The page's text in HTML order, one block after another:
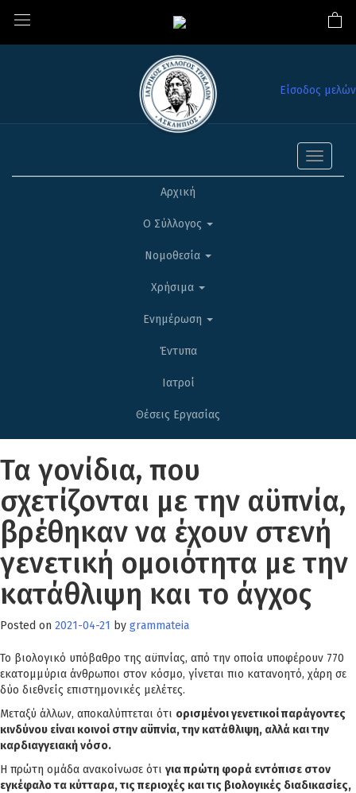
Είσοδος μελών
Toggle
Αρχική
Ο Σύλλογος
Νομοθεσία
Χρήσιμα
Ενημέρωση
Έντυπα
Ιατροί
Θέσεις Εργασίας
Τα γονίδια, που
σχετίζονται με την αϋπνία,
βρέθηκαν να έχουν στενή
γενετική ομοιότητα με την
κατάθλιψη και το άγχος
Posted on 2021-04-21 by grammateia
Το βιολογικό υπόβαθρο της αϋπνίας, από την οποία υποφέρουν 770
εκατομμύρια άνθρωποι στον κόσμο, γίνεται πιο κατανοητό, χάρη σε
δύο διεθνείς επιστημονικές μελέτες.
Μεταξύ άλλων, αποκαλύπτεται ότι ορισμένοι γενετικοί παράγοντες
κινδύνου είναι κοινοί στην αϋπνία, την κατάθλιψη, αλλά και την
καρδιαγγειακή νόσο.
Η πρώτη ομάδα ανακοίνωσε ότι για πρώτη φορά εντόπισε στον
εγκέφαλο τα κύτταρα, τις περιοχές και τις βιολογικές διαδικασίες,